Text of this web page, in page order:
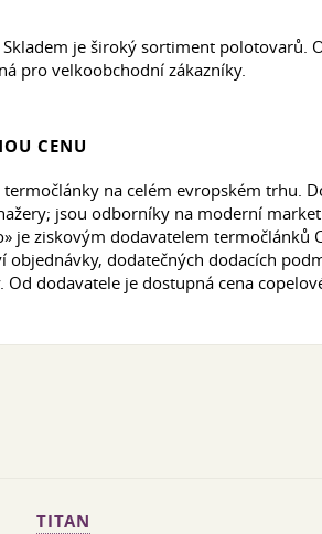
je široký sortiment polotovarů.
pro velkoobchodní zákazníky.
CENU
na celém evropském trhu.
jsou odborníky na moderní
je ziskovým dodavatelem
dodatečných dodacích
dodavatele je dostupná cena
TITAN